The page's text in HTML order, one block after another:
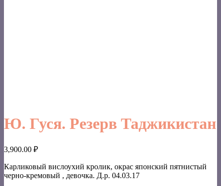
Ю. Гуся. Резерв Таджикистан
3,900.00 ₽
Карликовый вислоухий кролик, окрас японский пятнистый
черно-кремовый , девочка. Д.р. 04.03.17